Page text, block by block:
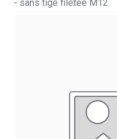
- sans tige filetée M12